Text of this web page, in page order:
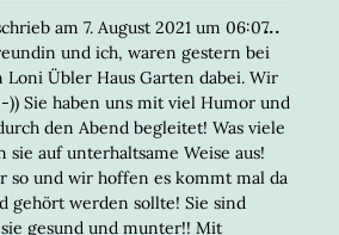
am 7. August 2021 um 06:07
und ich, waren gestern bei
Loni Übler Haus Garten dabei. Wir
Sie haben uns mit viel Humor und
den Abend begleitet! Was viele
sie auf unterhaltsame Weise aus!
so und wir hoffen es kommt mal da
gehört werden sollte! Sie sind
gesund und munter!! Mit
...DIESE